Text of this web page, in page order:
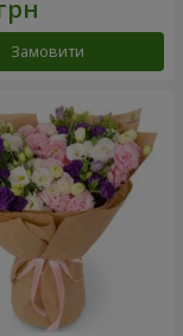
Замовити